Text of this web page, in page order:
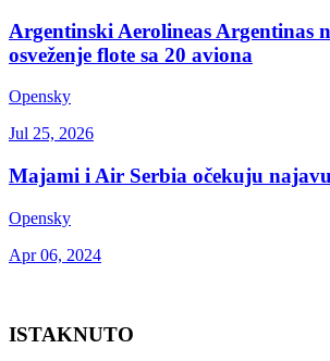
Argentinski Aerolineas Argentinas
osveženje flote sa 20 aviona
Opensky
Jul 25, 2026
Majami i Air Serbia očekuju
Opensky
Apr 06, 2024
ISTAKNUTO